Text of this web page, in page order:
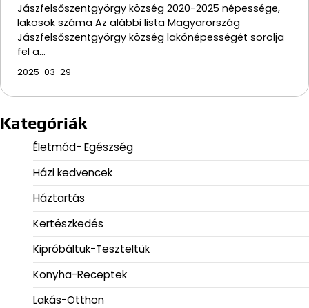
Jászfelsőszentgyörgy község 2020-2025 népessége,
lakosok száma Az alábbi lista Magyarország
Jászfelsőszentgyörgy község lakónépességét sorolja
fel a…
2025-03-29
Kategóriák
Életmód- Egészség
Házi kedvencek
Háztartás
Kertészkedés
Kipróbáltuk-Teszteltük
Konyha-Receptek
Lakás-Otthon